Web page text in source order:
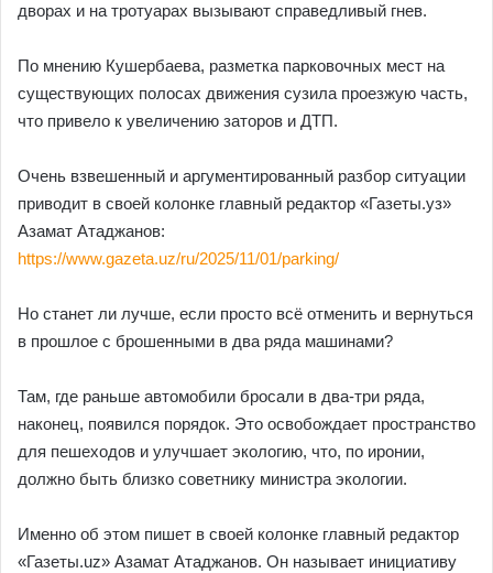
дворах и на тротуарах вызывают справедливый гнев.
По мнению Кушербаева, разметка парковочных мест на
существующих полосах движения сузила проезжую часть,
что привело к увеличению заторов и ДТП.
Очень взвешенный и аргументированный разбор ситуации
приводит в своей колонке главный редактор «Газеты.уз»
Азамат Атаджанов:
https://www.gazeta.uz/ru/2025/11/01/parking/
Но станет ли лучше, если просто всё отменить и вернуться
в прошлое с брошенными в два ряда машинами?
Там, где раньше автомобили бросали в два-три ряда,
наконец, появился порядок. Это освобождает пространство
для пешеходов и улучшает экологию, что, по иронии,
должно быть близко советнику министра экологии.
Именно об этом пишет в своей колонке главный редактор
«Газеты.uz» Азамат Атаджанов. Он называет инициативу